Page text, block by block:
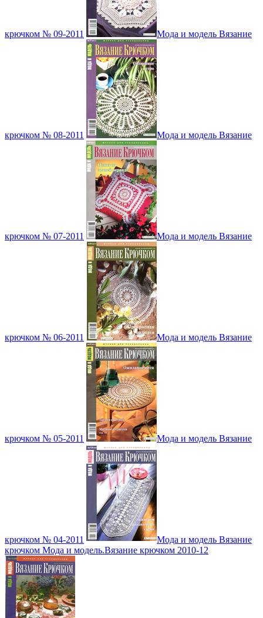
крючком № 09-2011 Мода и модель Вязание
крючком № 08-2011 Мода и модель Вязание
крючком № 07-2011 Мода и модель Вязание
крючком № 06-2011 Мода и модель Вязание
крючком № 05-2011 Мода и модель Вязание
крючком № 04-2011
Мода и модель Вязание
крючком Мода и модель.Вязание крючком 2010-12